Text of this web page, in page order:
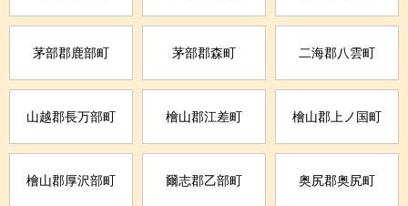
茅部郡鹿部町 茅部郡森町 二海郡八雲町
山越郡長万部町 檜山郡江差町 檜山郡上ノ国町
檜山郡厚沢部町 爾志郡乙部町 奥尻郡奥尻町